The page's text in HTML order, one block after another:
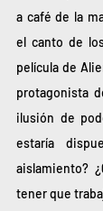
a café de la
el canto de
película de
protagonista
ilusión de
estaría
aislamiento?
tener que